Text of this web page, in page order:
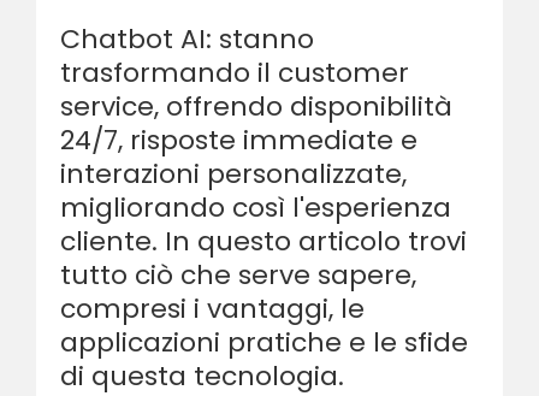
Chatbot AI: stanno
trasformando il customer
service, offrendo disponibilità
24/7, risposte immediate e
interazioni personalizzate,
migliorando così l'esperienza
cliente. In questo articolo trovi
tutto ciò che serve sapere,
compresi i vantaggi, le
applicazioni pratiche e le sfide
di questa tecnologia.